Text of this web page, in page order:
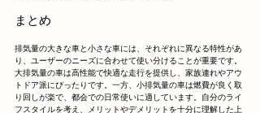
まとめ
排気量の大きな車と小さな車には、それぞれに異なる特性があ
り、ユーザーのニーズに合わせて使い分けることが重要です。
大排気量の車は高性能で快適な走行を提供し、家族連れやアウ
トドア派にぴったりです。一方、小排気量の車は燃費が良く取
り回しが楽で、都会での日常使いに適しています。自分のライ
フスタイルを考え、メリットやデメリットを十分に理解した上